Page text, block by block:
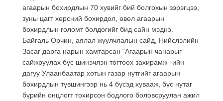
агаарын бохирдлын 70 хувийг бий болгохын зэрэгцээ,
зуны цагт хөрсний бохирдол, өвөл агаарын
бохирдлын голомт болдогийг бид сайн мэднэ.
Байгаль Орчин, аялал жуулчлалын сайд, Нийслэлийн
Засаг дарга нарын хамтарсан “Агаарын чанарыг
сайжруулах бүс шинэчлэн тогтоох захирамж”-ийн
дагуу Улаанбаатар хотын газар нутгийг агаарын
бохирдлын түвшингээр нь 4 бүсэд хувааж, бүс нутаг
бүрийн онцлогт тохирсон бодлого боловсруулан ажил